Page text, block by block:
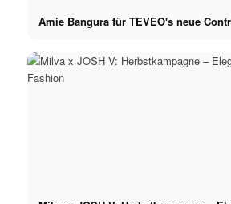
Amie Bangura für TEVEO's neue